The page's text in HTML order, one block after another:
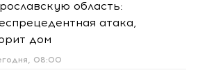
область:
атака,
дом
08:00